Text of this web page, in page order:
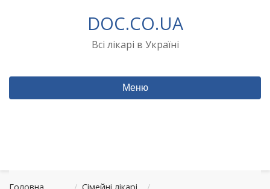
DOC.CO.UA
Всі лікарі в Україні
Меню